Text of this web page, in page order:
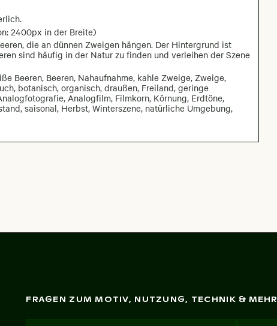
2400px in der Breite)
die an dünnen Zweigen hängen. Der Hintergrund ist
sind häufig in der Natur zu finden und verleihen der Szene
Beeren, Beeren, Nahaufnahme, kahle Zweige, Zweige,
botanisch, organisch, draußen, Freiland, geringe
Analogfilm, Filmkorn, Körnung, Erdtöne,
saisonal, Herbst, Winterszene, natürliche Umgebung,
FRAGEN ZUM MOTIV, NUTZUNG, TECHNIK & MEHR